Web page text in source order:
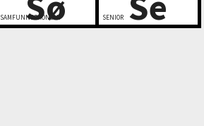
SAMFUNNSØKONOMI SENIOR